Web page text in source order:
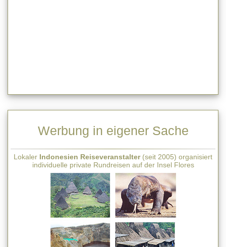
Werbung in eigener Sache
Lokaler Indonesien Reiseveranstalter(seit 2005) organisiert
individuelle private Rundreisen auf der Insel Flores